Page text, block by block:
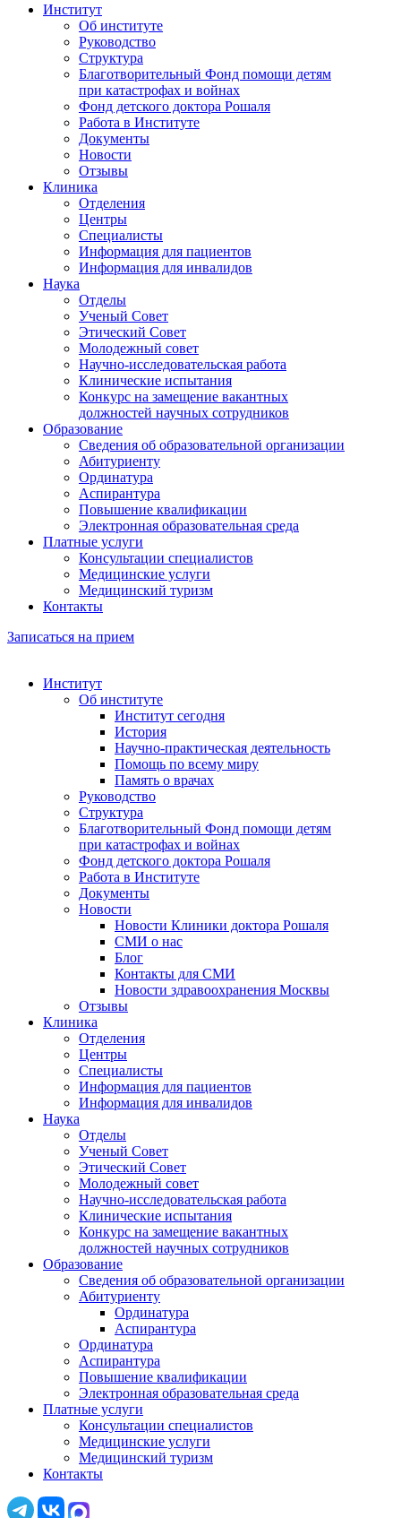
Институт
Об институте
Руководство
Структура
Благотворительный Фонд помощи детям
при катастрофах и войнах
Фонд детского доктора Рошаля
Работа в Институте
Документы
Новости
Отзывы
Клиника
Отделения
Центры
Специалисты
Информация для пациентов
Информация для инвалидов
Наука
Отделы
Ученый Совет
Этический Совет
Молодежный совет
Научно-исследовательская работа
Клинические испытания
Конкурс на замещение вакантных
должностей научных сотрудников
Образование
Сведения об образовательной организации
Абитуриенту
Ординатура
Аспирантура
Повышение квалификации
Электронная образовательная среда
Платные услуги
Консультации специалистов
Медицинские услуги
Медицинский туризм
Контакты
Записаться на прием
Институт
Об институте
Институт сегодня
История
Научно-практическая деятельность
Помощь по всему миру
Память о врачах
Руководство
Структура
Благотворительный Фонд помощи детям
при катастрофах и войнах
Фонд детского доктора Рошаля
Работа в Институте
Документы
Новости
Новости Клиники доктора Рошаля
СМИ о нас
Блог
Контакты для СМИ
Новости здравоохранения Москвы
Отзывы
Клиника
Отделения
Центры
Специалисты
Информация для пациентов
Информация для инвалидов
Наука
Отделы
Ученый Совет
Этический Совет
Молодежный совет
Научно-исследовательская работа
Клинические испытания
Конкурс на замещение вакантных
должностей научных сотрудников
Образование
Сведения об образовательной организации
Абитуриенту
Ординатура
Аспирантура
Ординатура
Аспирантура
Повышение квалификации
Электронная образовательная среда
Платные услуги
Консультации специалистов
Медицинские услуги
Медицинский туризм
Контакты